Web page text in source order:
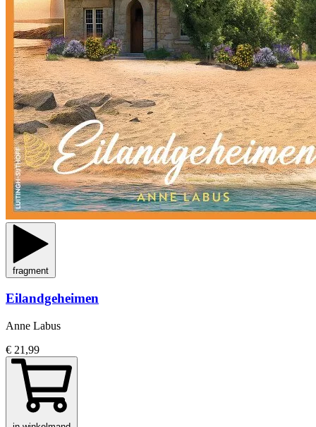
fragment
Eilandgeheimen
Anne Labus
€ 21,99